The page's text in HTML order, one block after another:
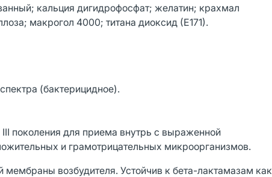
кальция дигидрофосфат; желатин; крахмал
макрогол 4000; титана диоксид (Е171).
(бактерицидное).
поколения для приема внутрь с выраженной
и грамотрицательных микроорганизмов.
возбудителя. Устойчив к бета-лактамазам как